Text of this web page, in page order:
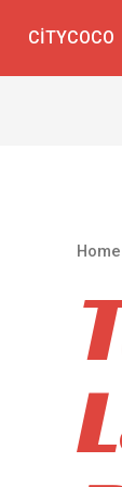
CITYCOCO
Home